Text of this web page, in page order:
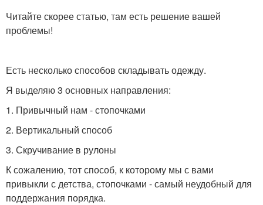
Читайте скорее статью, там есть решение вашей
проблемы!
Есть несколько способов складывать одежду.
Я выделяю 3 основных направления:
1. Привычный нам - стопочками
2. Вертикальный способ
3. Скручивание в рулоны
К сожалению, тот способ, к которому мы с вами
привыкли с детства, стопочками - самый неудобный для
поддержания порядка.